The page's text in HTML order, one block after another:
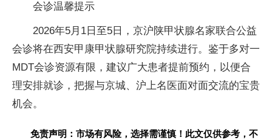
会诊温馨提示
2026年5月1日至5日，京沪陕甲状腺名家联合公益
会诊将在西安甲康甲状腺研究院持续进行。鉴于多对一
MDT会诊资源有限，建议广大患者提前预约，以便合
理安排就诊，把握与京城、沪上名医面对面交流的宝贵
机会。
免责声明：市场有风险，选择需谨慎！此文仅供参考，不